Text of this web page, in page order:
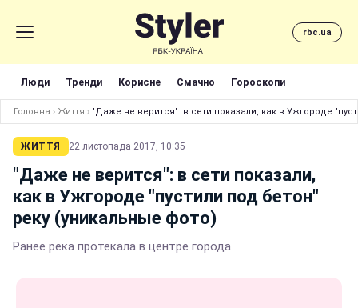
rbc.ua
Люди Тренди Корисне Смачно Гороскопи
Головна › Життя › "Даже не верится": в сети показали, как в Ужгороде
ЖИТТЯ 22 листопада 2017, 10:35
"Даже не верится": в сети показали,
как в Ужгороде "пустили под бетон"
реку (уникальные фото)
Ранее река протекала в центре города